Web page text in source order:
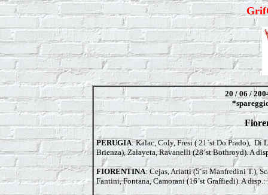
20 / 06 /
PERUGIA: Kalac, Coly, Fresi ( 21´st Do Prado), Di
Brienza), Zalayeta, Ravanelli (28´st Bothroyd). A
FIORENTINA: Cejas, Ariatti (5´st Manfredini T.),
Fantini, Fontana, Camorani (16´st Graffiedi). A